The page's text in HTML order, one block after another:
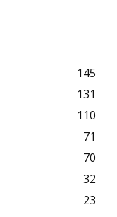
145
131
110
71
70
32
23